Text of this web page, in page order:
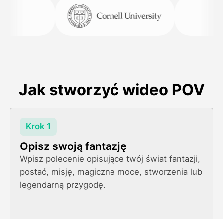
Jak stworzyć wideo POV
Krok 1
Opisz swoją fantazję
Wpisz polecenie opisujące twój świat fantazji,
postać, misję, magiczne moce, stworzenia lub
legendarną przygodę.